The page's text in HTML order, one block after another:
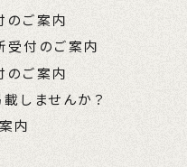
ご案内
付のご案内
ご案内
しませんか？
内